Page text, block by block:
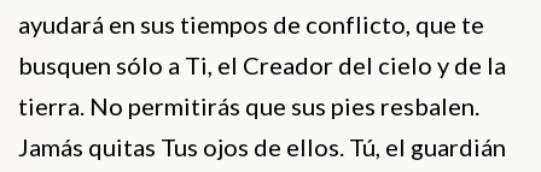
ayudará en sus tiempos de conflicto, que te
busquen sólo a Ti, el Creador del cielo y de la
tierra. No permitirás que sus pies resbalen.
Jamás quitas Tus ojos de ellos. Tú, el guardián